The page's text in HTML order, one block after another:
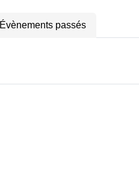
Évènements passés